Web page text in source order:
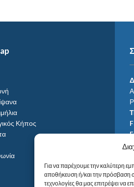
Για να παρέχουμε την καλύτερη
αποθήκευση ή/και την πρόσβαση
τεχνολογίες θα μας επιτρέψει
Κήπος